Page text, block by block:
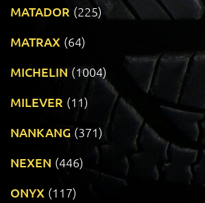
MATADOR (225)
MATRAX (64)
MICHELIN (1004)
MILEVER (11)
NANKANG (371)
NEXEN (446)
ONYX (117)